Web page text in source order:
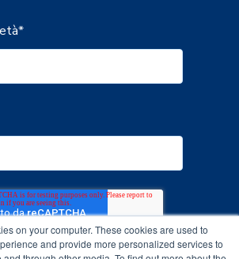
on your computer. These cookies are used to
and provide more personalized services to
*